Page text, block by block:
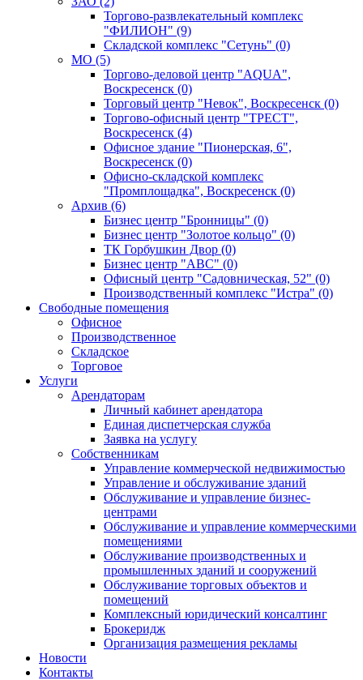
Торгово-развлекательный комплекс
"ФИЛИОН" (9)
Складской комплекс "Сетунь" (0)
MO (5)
Торгово-деловой центр "AQUA",
Воскресенск (0)
Торговый центр "Невок", Воскресенск (0)
Торгово-офисный центр "ТРЕСТ",
Воскресенск (4)
Офисное здание "Пионерская, 6",
Воскресенск (0)
Офисно-складской комплекс
"Промплощадка", Воскресенск (0)
Архив (6)
Бизнес центр "Бронницы" (0)
Бизнес центр "Золотое кольцо" (0)
ТК Горбушкин Двор (0)
Бизнес центр "АВС" (0)
Офисный центр "Садовническая, 52" (0)
Производственный комплекс "Истра" (0)
Свободные помещения
Офисное
Производственное
Складское
Торговое
Услуги
Арендаторам
Личный кабинет арендатора
Единая диспетчерская служба
Заявка на услугу
Собственникам
Управление коммерческой недвижимостью
Управление и обслуживание зданий
Обслуживание и управление бизнес-
центрами
Обслуживание и управление коммерческими
помещениями
Обслуживание производственных и
промышленных зданий и сооружений
Обслуживание торговых объектов и
помещений
Комплексный юридический консалтинг
Брокеридж
Организация размещения рекламы
Новости
Контакты